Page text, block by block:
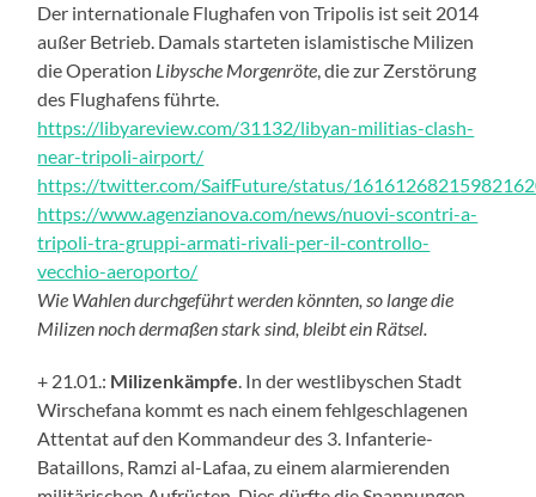
Der internationale Flughafen von Tripolis ist seit 2014
außer Betrieb. Damals starteten islamistische Milizen
die Operation Libysche Morgenröte, die zur Zerstörung
des Flughafens führte.
https://libyareview.com/31132/libyan-militias-clash-
near-tripoli-airport/
https://twitter.com/SaifFuture/status/
https://www.agenzianova.com/news/nuovi-scontri-a-
tripoli-tra-gruppi-armati-rivali-per-il-controllo-
vecchio-aeroporto/
Wie Wahlen durchgeführt werden könnten, so lange die
Milizen noch dermaßen stark sind, bleibt ein Rätsel.
+ 21.01.: Milizenkämpfe. In der westlibyschen Stadt
Wirschefana kommt es nach einem fehlgeschlagenen
Attentat auf den Kommandeur des 3. Infanterie-
Bataillons, Ramzi al-Lafaa, zu einem alarmierenden